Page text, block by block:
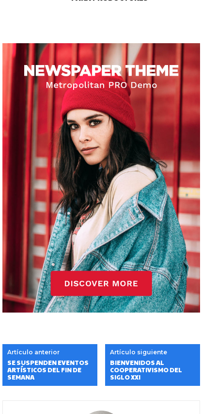
Artículo anterior
SE SUSPENDEN EVENTOS
ARTÍSTICOS DEL FIN DE
SEMANA
Artículo siguiente
BIENVENIDOS AL
COOPERATIVISMO DEL
SIGLO XXI